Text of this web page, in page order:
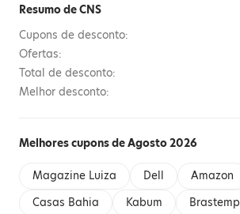
Resumo de CNS
Cupons de desconto:
Ofertas:
Total de desconto:
Melhor desconto:
Melhores cupons de Agosto 2026
Magazine Luiza Dell
Amazon
Casas Bahia
Kabum Brastemp